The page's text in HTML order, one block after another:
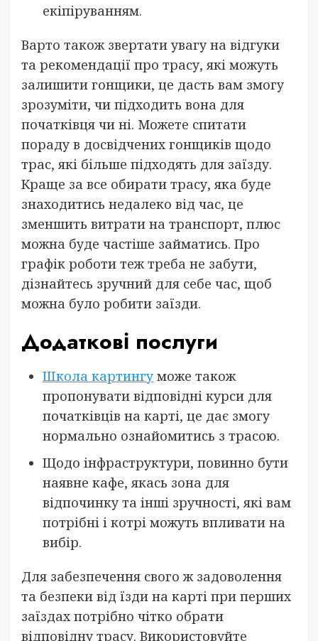
екіпіруванням.
Варто також звертати увагу на відгуки
та рекомендації про трасу, які можуть
залишити гонщики, це дасть вам змогу
зрозуміти, чи підходить вона для
початківця чи ні. Можете спитати
пораду в досвідчених гонщиків щодо
трас, які більше підходять для заїзду.
Краще за все обирати трасу, яка буде
знаходитись недалеко від час, це
зменшить витрати на транспорт, плюс
можна буде частіше займатись. Про
графік роботи теж треба не забути,
дізнайтесь зручний для себе час, щоб
можна було робити заїзди.
Додаткові послуги
Школа картингу може також
пропонувати відповідні курси для
початківців на карті, це дає змогу
нормально ознайомитись з трасою.
Щодо інфраструктури, повинно бути
наявне кафе, якась зона для
відпочинку та інші зручності, які вам
потрібні і котрі можуть впливати на
вибір.
Для забезпечення свого ж задоволення
та безпеки від їзди на карті при перших
заїздах потрібно чітко обрати
відповідну трасу. Використовуйте